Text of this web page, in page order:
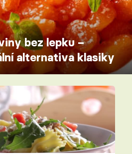
bez lepku –
alternativa klasiky